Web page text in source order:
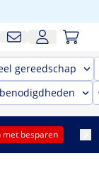
gereedschap
met besparen